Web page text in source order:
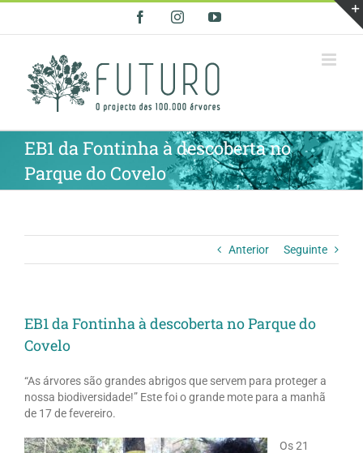
FacebookInstagramYouTube
EB1 da Fontinha à descoberta no
Parque do Covelo
Anterior Seguinte
EB1 da Fontinha à descoberta no Parque do
Covelo
“As árvores são grandes abrigos que servem para proteger a
nossa biodiversidade!” Este foi o grande mote para a manhã
de 17 de fevereiro.
Os 21